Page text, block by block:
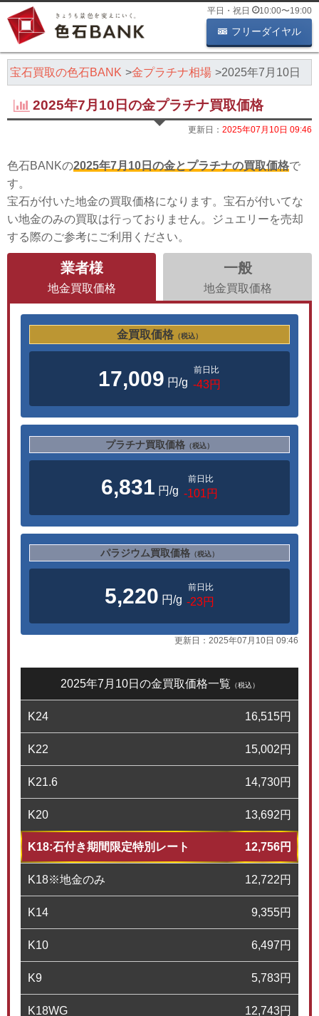
平日・祝日 10:00〜19:00
フリーダイヤル
宝石買取の色石BANK 金プラチナ相場 2025年7月10日
2025年7月10日の金プラチナ買取価格
更新日： 2025年07月10日 09:46
色石BANKの2025年7月10日の金とプラチナの買取価格で
す。
宝石が付いた地金の買取価格になります。宝石が付いてな
い地金のみの買取は行っておりません。ジュエリーを売却
する際のご参考にご利用ください。
業者様
地金買取価格
一般
地金買取価格
金買取価格 （税込）
17,009 円/g
前日比
-43円
プラチナ買取価格 （税込）
6,831 円/g
前日比
-101円
パラジウム買取価格 （税込）
5,220 円/g
前日比
-23円
更新日： 2025年07月10日 09:46
2025年7月10日の金買取価格一覧 （税込）
K24 16,515円
K22 15,002円
K21.6 14,730円
K20 13,692円
K18:石付き期間限定特別レート 12,756円
K18※地金のみ 12,722円
K14 9,355円
K10 6,497円
K9 5,783円
K18WG 12,743円